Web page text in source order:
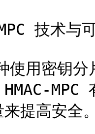
技术与
使用密钥
提高安全